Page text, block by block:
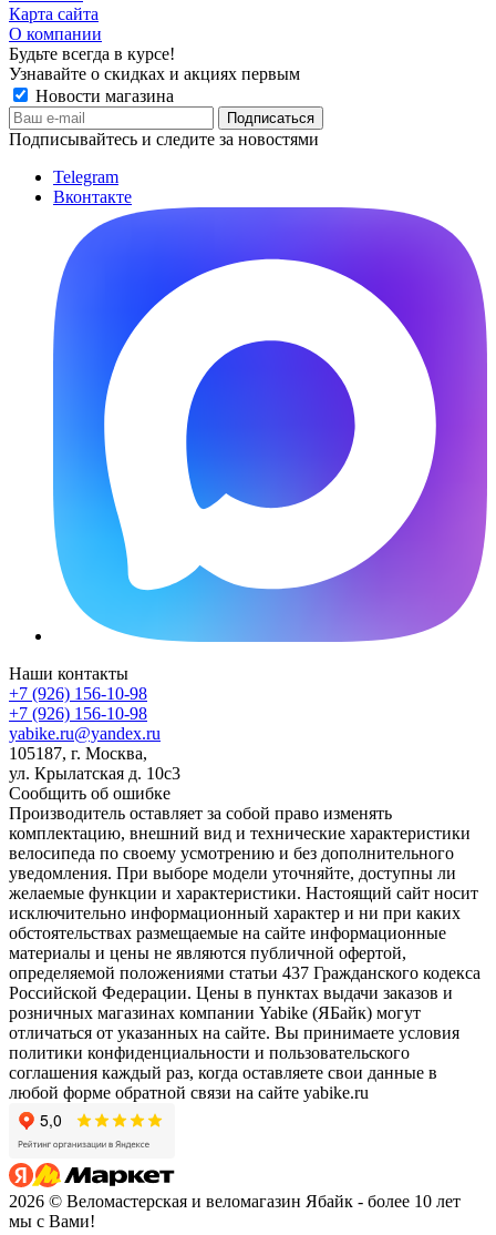
Карта сайта
О компании
Будьте всегда в курсе!
Узнавайте о скидках и акциях первым
Новости магазина
Подписывайтесь и следите за новостями
Telegram
Вконтакте
Наши контакты
+7 (926) 156-10-98
+7 (926) 156-10-98
yabike.ru@yandex.ru
105187, г. Москва,
ул. Крылатская д. 10с3
Сообщить об ошибке
Производитель оставляет за собой право изменять
комплектацию, внешний вид и технические характеристики
велосипеда по своему усмотрению и без дополнительного
уведомления. При выборе модели уточняйте, доступны ли
желаемые функции и характеристики. Настоящий сайт носит
исключительно информационный характер и ни при каких
обстоятельствах размещаемые на сайте информационные
материалы и цены не являются публичной офертой,
определяемой положениями статьи 437 Гражданского кодекса
Российской Федерации. Цены в пунктах выдачи заказов и
розничных магазинах компании Yabike (ЯБайк) могут
отличаться от указанных на сайте. Вы принимаете условия
политики конфиденциальности и пользовательского
соглашения каждый раз, когда оставляете свои данные в
любой форме обратной связи на сайте yabike.ru
2026 © Веломастерская и веломагазин Ябайк - более 10 лет
мы с Вами!